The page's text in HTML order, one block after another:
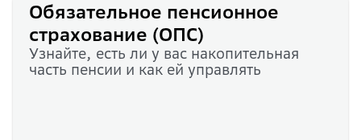
Обязательное пенсионное
страхование (ОПС)
Узнайте, есть ли у вас накопительная
часть пенсии и как ей управлять